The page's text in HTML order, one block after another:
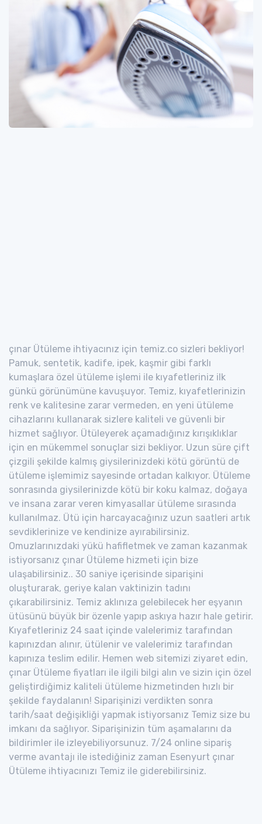
çınar Ütüleme ihtiyacınız için temiz.co sizleri bekliyor!
Pamuk, sentetik, kadife, ipek, kaşmir gibi farklı
kumaşlara özel ütüleme işlemi ile kıyafetleriniz ilk
günkü görünümüne kavuşuyor. Temiz, kıyafetlerinizin
renk ve kalitesine zarar vermeden, en yeni ütüleme
cihazlarını kullanarak sizlere kaliteli ve güvenli bir
hizmet sağlıyor. Ütüleyerek açamadığınız kırışıklıklar
için en mükemmel sonuçlar sizi bekliyor. Uzun süre çift
çizgili şekilde kalmış giysilerinizdeki kötü görüntü de
ütüleme işlemimiz sayesinde ortadan kalkıyor. Ütüleme
sonrasında giysilerinizde kötü bir koku kalmaz, doğaya
ve insana zarar veren kimyasallar ütüleme sırasında
kullanılmaz. Ütü için harcayacağınız uzun saatleri artık
sevdiklerinize ve kendinize ayırabilirsiniz.
Omuzlarınızdaki yükü hafifletmek ve zaman kazanmak
istiyorsanız çınar Ütüleme hizmeti için bize
ulaşabilirsiniz.. 30 saniye içerisinde siparişini
oluşturarak, geriye kalan vaktinizin tadını
çıkarabilirsiniz. Temiz aklınıza gelebilecek her eşyanın
ütüsünü büyük bir özenle yapıp askıya hazır hale getirir.
Kıyafetleriniz 24 saat içinde valelerimiz tarafından
kapınızdan alınır, ütülenir ve valelerimiz tarafından
kapınıza teslim edilir. Hemen web sitemizi ziyaret edin,
çınar Ütüleme fiyatları ile ilgili bilgi alın ve sizin için özel
geliştirdiğimiz kaliteli ütüleme hizmetinden hızlı bir
şekilde faydalanın! Siparişinizi verdikten sonra
tarih/saat değişikliği yapmak istiyorsanız Temiz size bu
imkanı da sağlıyor. Siparişinizin tüm aşamalarını da
bildirimler ile izleyebiliyorsunuz. 7/24 online sipariş
verme avantajı ile istediğiniz zaman Esenyurt çınar
Ütüleme ihtiyacınızı Temiz ile giderebilirsiniz.